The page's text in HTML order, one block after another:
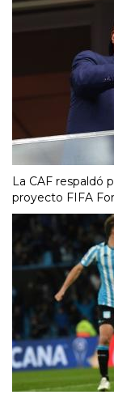
La CAF respaldó
proyecto FIFA